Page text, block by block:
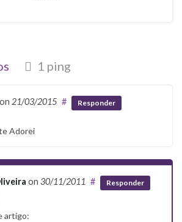
1 ping
on 21/03/2015 # Responder
Adorei
on 30/11/2011 # Responder
artigo: